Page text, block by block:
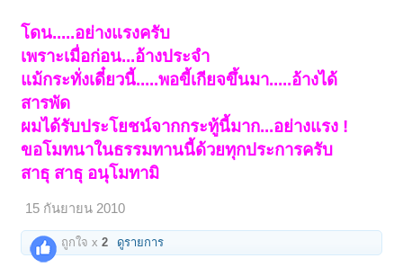
โดน.....อย่างแรงครับ
เพราะเมื่อก่อน...อ้างประจำ
แม้กระทั่งเดี๋ยวนี้.....พอขี้เกียจขึ้นมา.....อ้างได้
สารพัด
ผมได้รับประโยชน์จากกระทู้นี้มาก...อย่างแรง !
ขอโมทนาในธรรมทานนี้ด้วยทุกประการครับ
สาธุ สาธุ อนุโมทามิ
15 กันยายน 2010
ถูกใจ x2 ดูรายการ